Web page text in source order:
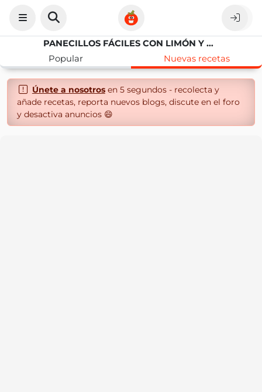
PANECILLOS FÁCILES CON LIMÓN Y AOVE
Popular
Nuevas recetas
Únete a nosotrosen 5 segundos - recolecta y
añade recetas, reporta nuevos blogs, discute en el foro
y desactiva anuncios 😄